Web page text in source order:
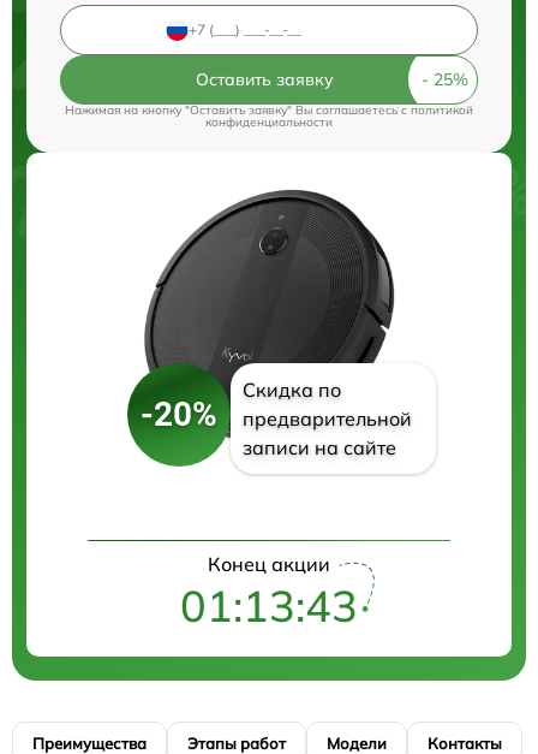
Оставить заявку
Нажимая на кнопку "Оставить заявку" Вы соглашаетесь cполитикой
конфиденциальности
-20%
Скидка по
предварительной
записи на сайте
Конец акции
01:13:43
Преимущества Этапы работ Модели Контакты